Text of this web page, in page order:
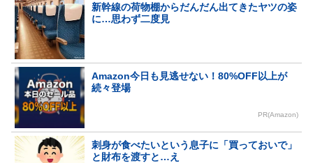
新幹線の荷物棚からだんだん出てきたヤツの姿
に…思わず二度見
Amazon今日も見逃せない！80%OFF以上が
続々登場
PR(Amazon)
刺身が食べたいという息子に「買っておいで」
と財布を渡すと…え